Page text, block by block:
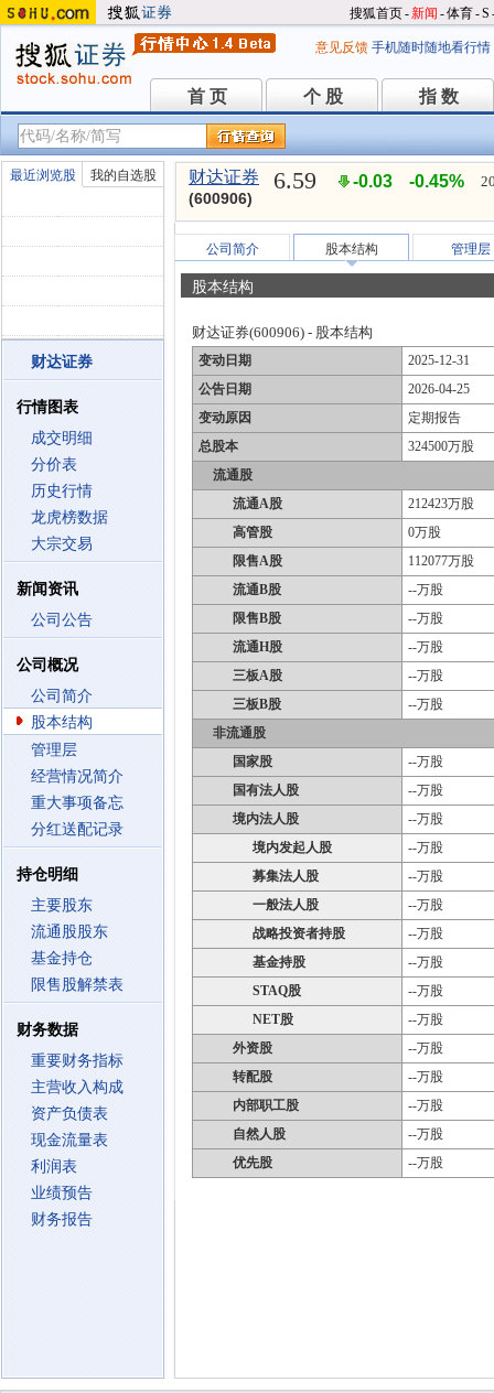
搜狐首页-新闻 -体育-S
意见反馈 手机随时随地看行情
首 页
首 页 个 股
个 股 指 数
指 数
最近浏览股 我的自选股
财达证券
行情图表
成交明细
分价表
历史行情
龙虎榜数据
大宗交易
新闻资讯
公司公告
公司概况
公司简介
股本结构
管理层
经营情况简介
重大事项备忘
分红送配记录
持仓明细
主要股东
流通股股东
基金持仓
限售股解禁表
财务数据
重要财务指标
主营收入构成
资产负债表
现金流量表
利润表
业绩预告
财务报告
财达证券
(600906)
6.59 -0.03 -0.45%
公司简介 股本结构 管理层
股本结构
财达证券(600906) - 股本结构
变动日期
2025-12-31
公告日期
2026-04-25
变动原因
定期报告
总股本
324500万股
流通股
流通A股
212423万股
高管股
0万股
限售A股
112077万股
流通B股
--万股
限售B股
--万股
流通H股
--万股
三板A股
--万股
三板B股
--万股
非流通股
国家股
--万股
国有法人股
--万股
境内法人股
--万股
境内发起人股
--万股
募集法人股
--万股
一般法人股
--万股
战略投资者持股
--万股
基金持股
--万股
STAQ股
--万股
NET股
--万股
外资股
--万股
转配股
--万股
内部职工股
--万股
自然人股
--万股
优先股
--万股